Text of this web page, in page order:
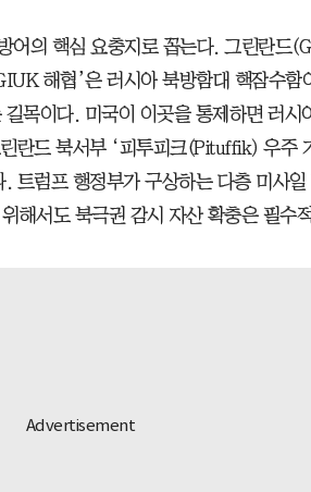
어의 핵심 요충지로 꼽는다. 그린란드
해협’은 러시아 북방함대 핵잠수함
목이다. 미국이 이곳을 통제하면 러시
란드 북서부 ‘피투피크(Pituffik) 우주
트럼프 행정부가 구상하는 다층 미사일
해서도 북극권 감시 자산 확충은 필수